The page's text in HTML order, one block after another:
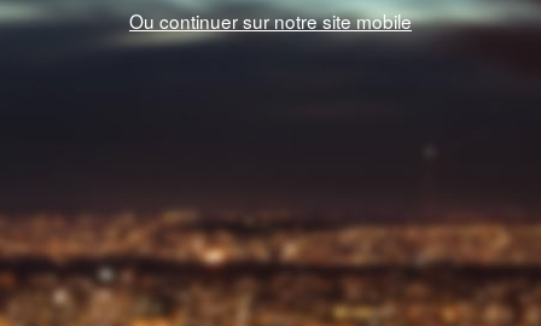
Ou continuer sur notre site mobile